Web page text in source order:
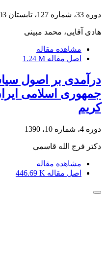
دوره 33، شماره 127، تابستان 1403، صفحه
هادی آقایی، محمد مبینی
مشاهده مقاله
اصل مقاله 1.24 M
درآمدی بر اصول
جمهوری اسلامی
کریم
دوره 4، شماره 10، 1390
دکتر فرج الله قاسمی
مشاهده مقاله
اصل مقاله 446.69 K